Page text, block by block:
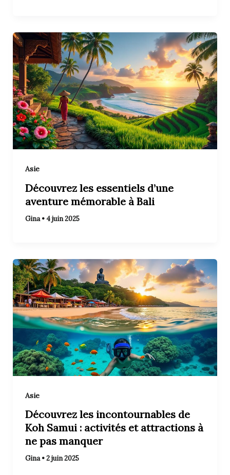
Asie
Découvrez les essentiels d’une
aventure mémorable à Bali
Gina•4 juin 2025
Asie
Découvrez les incontournables de
Koh Samui : activités et attractions à
ne pas manquer
Gina•2 juin 2025